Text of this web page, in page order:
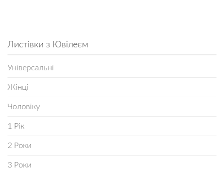
Листівки з Ювілеєм
Універсальні
Жінці
Чоловіку
1 Рік
2 Роки
3 Роки